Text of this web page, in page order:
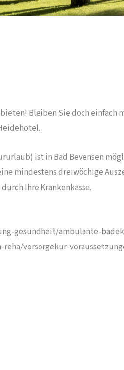
Bleiben Sie doch einfach
ist in Bad Bevensen
mindestens dreiwöchige
Ihre Krankenkasse.
gesundheit/ambulante-
vorsorgekur-